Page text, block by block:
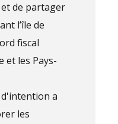
de partager
l’île de
fiscal
et les Pays-
a
les